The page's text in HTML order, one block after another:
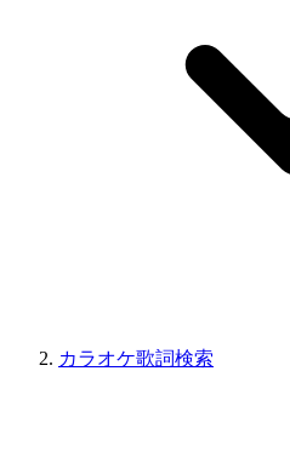
カラオケ歌詞検索